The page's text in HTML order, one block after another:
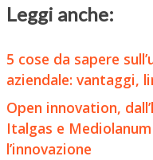
Leggi anche:
5 cose da sapere
aziendale: vantaggi,
Open innovation,
Italgas e
l’innovazione